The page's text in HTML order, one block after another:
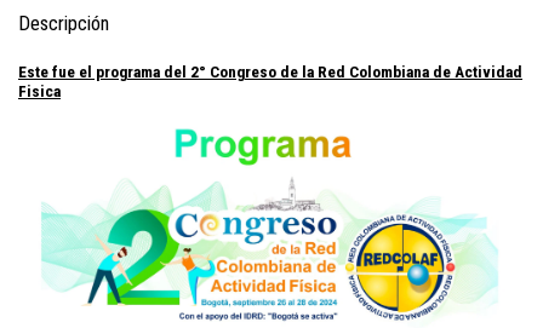
Descripción
Este fue el programa del 2° Congreso de la Red Colombiana de Actividad
Fisica